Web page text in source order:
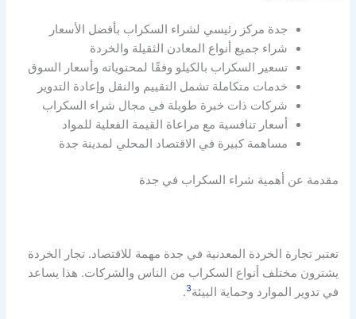
جدة مركز رئيسي لشراء السكراب بأفضل الأسعار
شراء جميع أنواع المعادن الثقيلة والخردة
تسعير السكراب بالكيلو وفقًا لمحتوياته وأسعار السوق
خدمات متكاملة تشمل التقييم والنقل وإعادة التدوير
شركات ذات خبرة طويلة في مجال شراء السكراب
أسعار تنافسية مع مراعاة القيمة الفعلية للمواد
مساهمة كبيرة في الاقتصاد المحلي لمدينة جدة
مقدمة عن أهمية شراء السكراب في جدة
تعتبر تجارة الخردة المعدنية في جدة مهمة للاقتصاد. تجار الخردة
يشترون مختلف أنواع السكراب من الناس والشركات. هذا يساعد
في تدوير الموارد وحماية البيئة3
.